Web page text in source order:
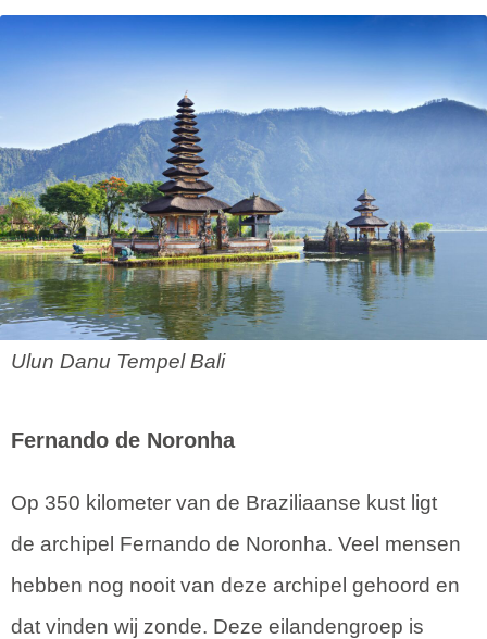
Ulun Danu Tempel Bali
Fernando de Noronha
Op 350 kilometer van de Braziliaanse kust ligt
de archipel Fernando de Noronha. Veel mensen
hebben nog nooit van deze archipel gehoord en
dat vinden wij zonde. Deze eilandengroep is